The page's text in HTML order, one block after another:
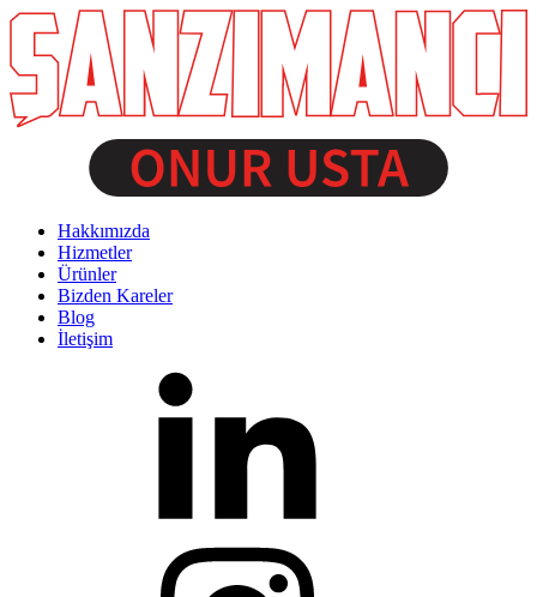
Hakkımızda
Hizmetler
Ürünler
Bizden Kareler
Blog
İletişim